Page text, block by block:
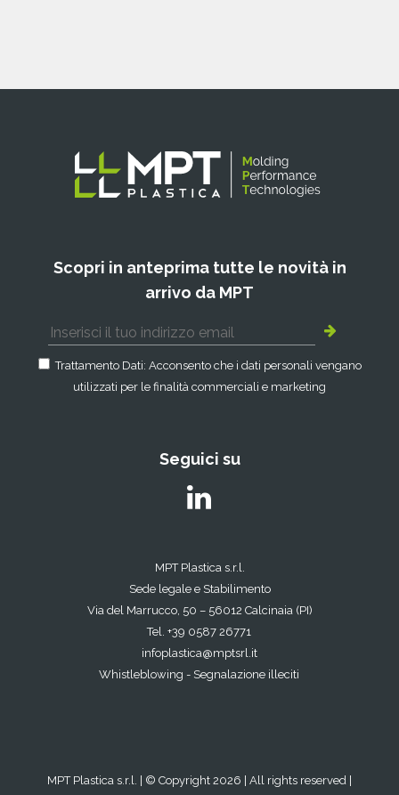
Scopri in anteprima tutte le novità in
arrivo da MPT
Trattamento Dati: Acconsento che i dati personali vengano
utilizzati per le finalità commerciali e marketing
Seguici su
MPT Plastica s.r.l.
Sede legale e Stabilimento
Via del Marrucco, 50 – 56012 Calcinaia (PI)
Tel. +39 0587 26771
infoplastica@mptsrl.it
Whistleblowing - Segnalazione illeciti
MPT Plastica s.r.l. | © Copyright 2026 | All rights reserved |